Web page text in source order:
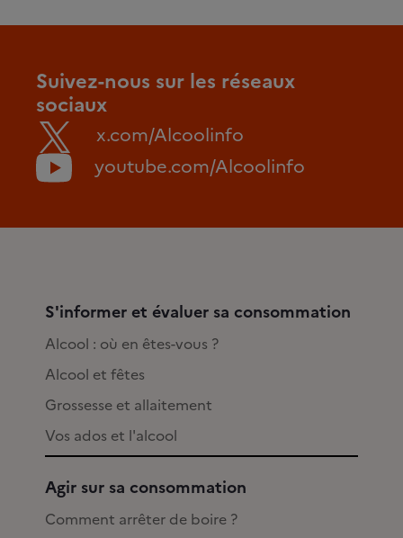
Suivez-nous sur les réseaux
sociaux
x.com/Alcoolinfo
youtube.com/Alcoolinfo
S'informer et évaluer sa consommation
Alcool : où en êtes-vous ?
Alcool et fêtes
Grossesse et allaitement
Vos ados et l'alcool
Agir sur sa consommation
Comment arrêter de boire ?